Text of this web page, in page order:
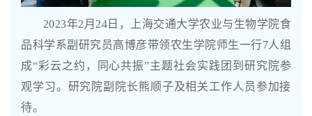
2023年2月24日，上海交通大学农业与生物学院食
品科学系副研究员高博彦带领农生学院师生一行7人组
成“彩云之约，同心共振”主题社会实践团到研究院参
观学习。研究院副院长熊顺子及相关工作人员参加接
待。